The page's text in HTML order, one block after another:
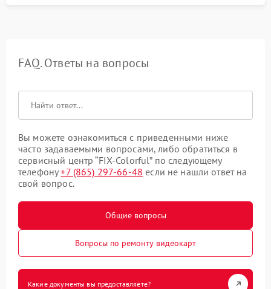
FAQ. Ответы на вопросы
Вы можете ознакомиться с приведенными ниже
часто задаваемыми вопросами, либо обратиться в
сервисный центр “FIX-Colorful” по следующему
телефону+7 (865) 297-66-48 если не нашли ответ на
свой вопрос.
Общие вопросы
Вопросы по ремонту видеокарт
Какие документы вы предоставляете?